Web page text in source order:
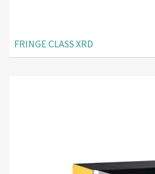
FRINGE CLASS XRD